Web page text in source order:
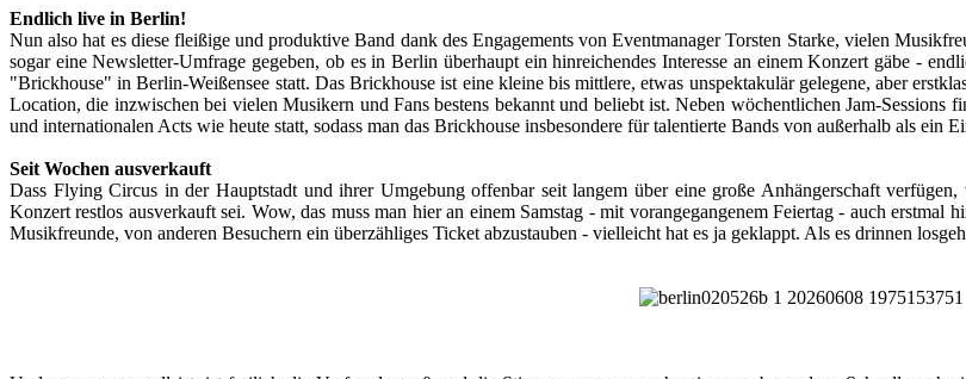
Endlich live in Berlin!
Nun also hat es diese fleißige und produktive Band dank des Engagements von Eventmanager Torsten Starke, vielen
sogar eine Newsletter-Umfrage gegeben, ob es in Berlin überhaupt ein hinreichendes Interesse an einem Konzert gäbe -
"Brickhouse" in Berlin-Weißensee statt. Das Brickhouse ist eine kleine bis mittlere, etwas unspektakulär gelegene, aber
Location, die inzwischen bei vielen Musikern und Fans bestens bekannt und beliebt ist. Neben wöchentlichen Jam-Sessions
und internationalen Acts wie heute statt, sodass man das Brickhouse insbesondere für talentierte Bands von außerhalb als ein
Seit Wochen ausverkauft
Dass Flying Circus in der Hauptstadt und ihrer Umgebung offenbar seit langem über eine große Anhängerschaft
Konzert restlos ausverkauft sei. Wow, das muss man hier an einem Samstag - mit vorangegangenem Feiertag - auch
Musikfreunde, von anderen Besuchern ein überzähliges Ticket abzustauben - vielleicht hat es ja geklappt. Als es drinnen